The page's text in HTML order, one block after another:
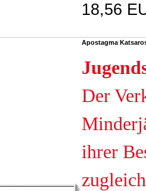
18,56
Apostagma
Der
ihrer